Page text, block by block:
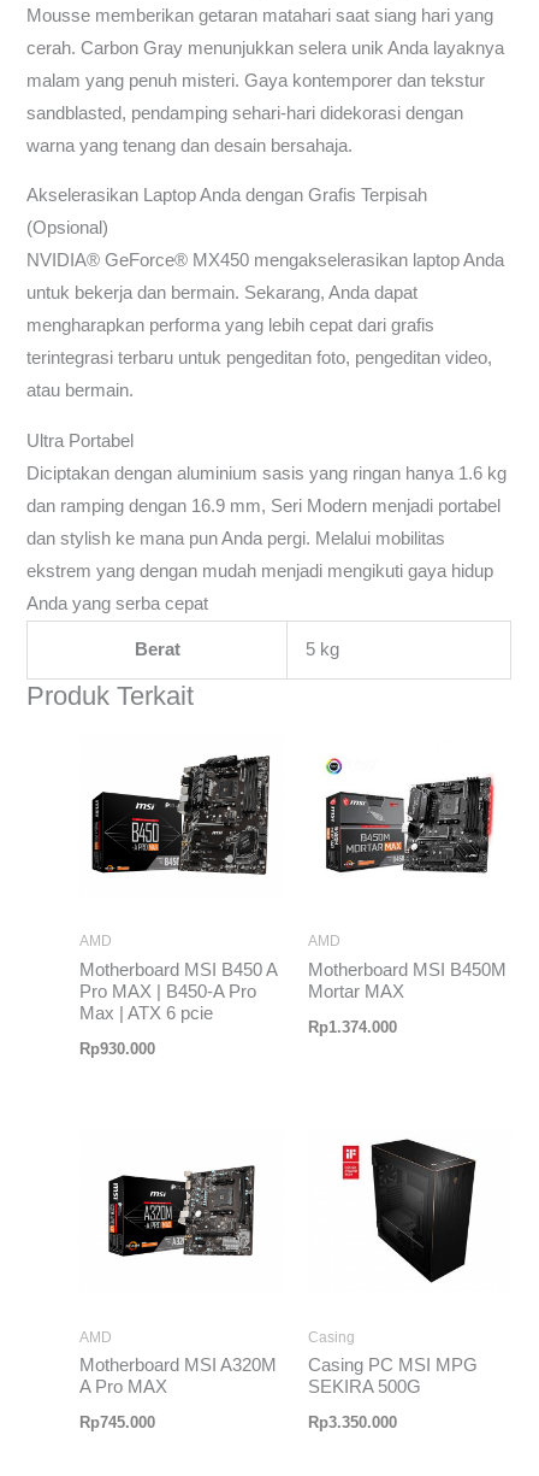
Mousse memberikan getaran matahari saat siang hari yang
cerah. Carbon Gray menunjukkan selera unik Anda layaknya
malam yang penuh misteri. Gaya kontemporer dan tekstur
sandblasted, pendamping sehari-hari didekorasi dengan
warna yang tenang dan desain bersahaja.
Akselerasikan Laptop Anda dengan Grafis Terpisah
(Opsional)
NVIDIA® GeForce® MX450 mengakselerasikan laptop Anda
untuk bekerja dan bermain. Sekarang, Anda dapat
mengharapkan performa yang lebih cepat dari grafis
terintegrasi terbaru untuk pengeditan foto, pengeditan video,
atau bermain.
Ultra Portabel
Diciptakan dengan aluminium sasis yang ringan hanya 1.6 kg
dan ramping dengan 16.9 mm, Seri Modern menjadi portabel
dan stylish ke mana pun Anda pergi. Melalui mobilitas
ekstrem yang dengan mudah menjadi mengikuti gaya hidup
Anda yang serba cepat
Berat 5 kg
Produk Terkait
AMD
Motherboard MSI B450 A
Pro MAX | B450-A Pro
Max | ATX 6 pcie
Rp930.000
AMD
Motherboard MSI B450M
Mortar MAX
Rp1.374.000
AMD
Motherboard MSI A320M
A Pro MAX
Rp745.000
Casing
Casing PC MSI MPG
SEKIRA 500G
Rp3.350.000